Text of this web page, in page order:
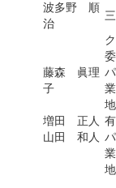
波多野 順
治
藤森 眞理
子
増田 正人
山田 和人